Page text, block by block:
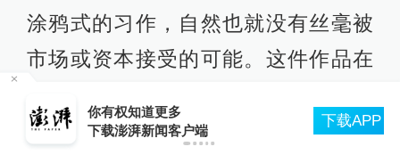
涂鸦式的习作，自然也就没有丝毫被
市场或资本接受的可能。这件作品在
直接的帮助，反而将他一次次置于媒
你有权知道更多
下载澎湃新闻客户端
下载APP